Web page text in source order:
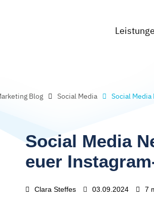
Blog Social Media Social
Social Media
euer
Clara Steffes 03.09.2024 7